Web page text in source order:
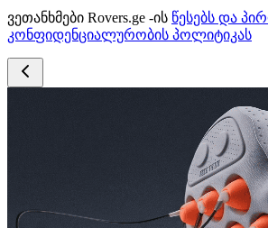
ვეთანხმები Rovers.ge -ის წესებს და
კონფიდენციალურობის პოლიტიკას